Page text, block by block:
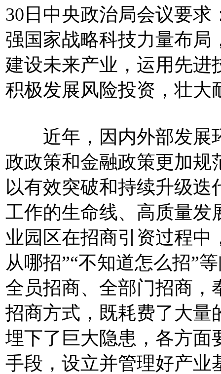
30日中央政治局会议要求
强国家战略科技力量布局
建设未来产业，运用先进
积极发展风险投资，壮大
近年，因内外部发展
政政策和金融政策更加规
以有效突破和持续升级
工作的生命线、高质量发
业园区在招商引资过程中
从哪招”“不知道怎么招”
全员招商、全部门招商，
招商方式，既耗费了大量
埋下了巨大隐患，各方面
手段，设立并管理好产业